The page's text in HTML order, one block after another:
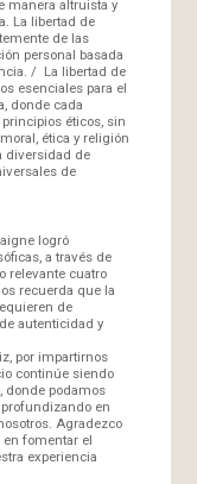
manera altruista y
La libertad de
de las
personal basada
/ La libertad de
esenciales para el
donde cada
éticos, sin
ética y religión
diversidad de
de
logró
a través de
relevante cuatro
recuerda que la
de
autenticidad y
por impartirnos
continúe siendo
donde podamos
en
Agradezco
fomentar el
experiencia